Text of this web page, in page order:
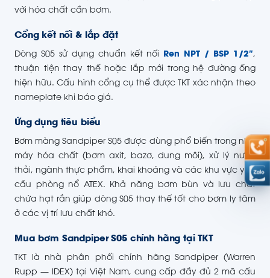
với hóa chất cần bơm.
Cổng kết nối & lắp đặt
Dòng S05 sử dụng chuẩn kết nối Ren NPT / BSP 1/2″,
thuận tiện thay thế hoặc lắp mới trong hệ đường ống
hiện hữu. Cấu hình cổng cụ thể được TKT xác nhận theo
nameplate khi báo giá.
Ứng dụng tiêu biểu
Bơm màng Sandpiper S05 được dùng phổ biến trong nhà
máy hóa chất (bơm axit, bazơ, dung môi), xử lý nước
thải, ngành thực phẩm, khai khoáng và các khu vực yêu
cầu phòng nổ ATEX. Khả năng bơm bùn và lưu chất
chứa hạt rắn giúp dòng S05 thay thế tốt cho bơm ly tâm
ở các vị trí lưu chất khó.
Mua bơm Sandpiper S05 chính hãng tại TKT
TKT là nhà phân phối chính hãng Sandpiper (Warren
Rupp — IDEX) tại Việt Nam, cung cấp đầy đủ 2 mã cấu